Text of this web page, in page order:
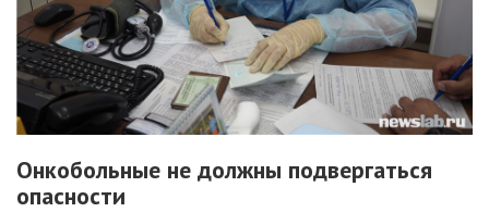
Онкобольные не должны подвергаться
опасности